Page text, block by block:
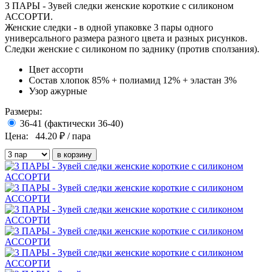
3 ПАРЫ - Зувей следки женские короткие с силиконом
АССОРТИ.
Женские следки - в одной упаковке 3 пары одного
универсального размера разного цвета и разных рисунков.
Следки женские с силиконом по заднику (против сползания).
Цвет ассорти
Состав хлопок 85% + полиамид 12% + эластан 3%
Узор ажурные
Размеры:
36-41 (фактически 36-40)
Цена:
44.20 ₽ / пара